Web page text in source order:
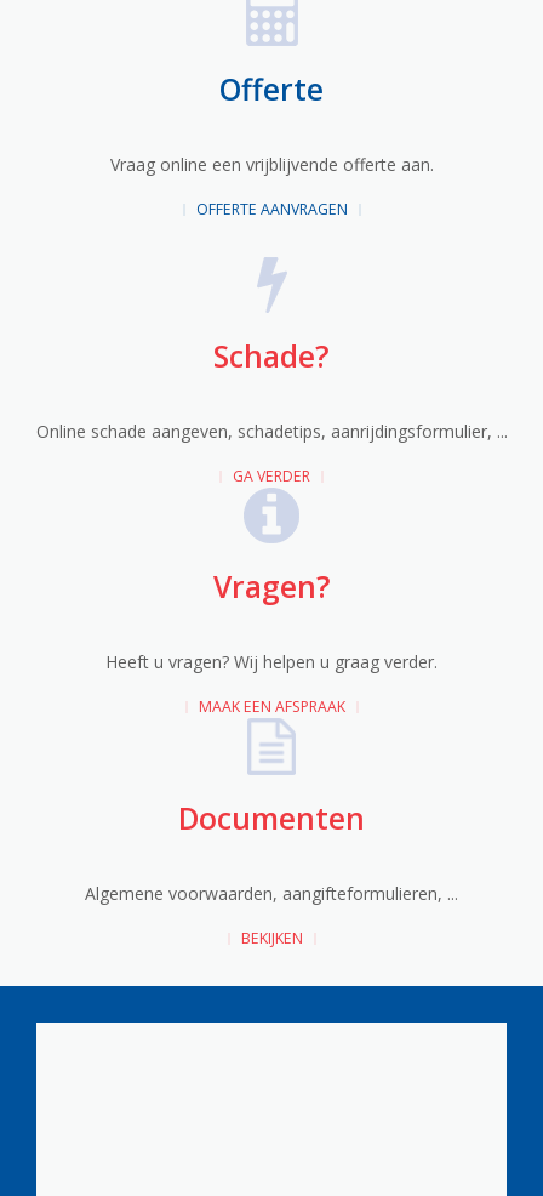
Offerte
Vraag online een vrijblijvende offerte aan.
OFFERTE AANVRAGEN
Schade?
Online schade aangeven, schadetips, aanrijdingsformulier, ...
GA VERDER
Vragen?
Heeft u vragen? Wij helpen u graag verder.
MAAK EEN AFSPRAAK
Documenten
Algemene voorwaarden, aangifteformulieren, ...
BEKIJKEN